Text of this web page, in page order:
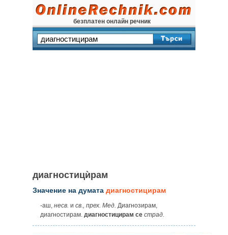
безплатен онлайн речник
диагностицѝрам
Значение на думата диагностицирам
‑аш, несв. и св., прех. Мед. Диагнозирам,
диагностирам. диагностицирам се страд.